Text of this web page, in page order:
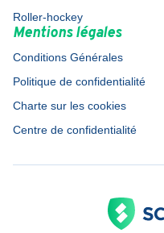
Roller-hockey
Mentions légales
Conditions Générales
Politique de confidentialité
Charte sur les cookies
Centre de confidentialité